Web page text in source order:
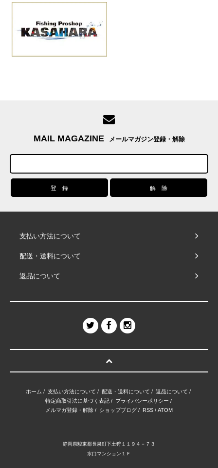
MAIL MAGAZINE メールマガジン登録・解除
支払い方法について
配送・送料について
返品について
ホーム / 支払い方法について / 配送・送料について / 返品について /
特定商取引法に基づく表記/ プライバシーポリシー /
メルマガ登録・解除 / ショップブログ / RSS / ATOM
静岡県駿東郡長泉町下土狩１１９４－７３
水口マンション１Ｆ